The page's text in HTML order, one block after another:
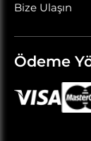
Bize Ulaşın
Ödeme